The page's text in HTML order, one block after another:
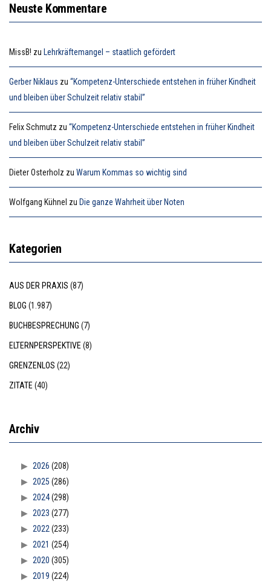
Neuste Kommentare
MissB! zu Lehrkräftemangel – staatlich gefördert
Gerber Niklaus zu “Kompetenz-Unterschiede entstehen in früher Kindheit
und bleiben über Schulzeit relativ stabil”
Felix Schmutz zu “Kompetenz-Unterschiede entstehen in früher Kindheit
und bleiben über Schulzeit relativ stabil”
Dieter Osterholz zu Warum Kommas so wichtig sind
Wolfgang Kühnel zu Die ganze Wahrheit über Noten
Kategorien
AUS DER PRAXIS (87)
BLOG (1.987)
BUCHBESPRECHUNG (7)
ELTERNPERSPEKTIVE (8)
GRENZENLOS (22)
ZITATE (40)
Archiv
2026 (208)
2025 (286)
2024(298)
2023 (277)
2022 (233)
2021 (254)
2020 (305)
2019 (224)